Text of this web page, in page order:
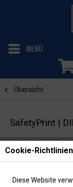
MENÜ
Übersicht
SafetyPrint |
3864-1 |
Cookie-Richtlinien
Diese Website